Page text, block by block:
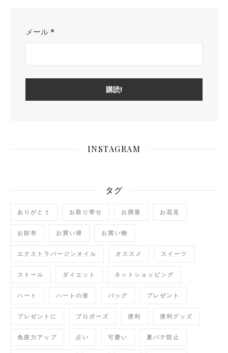
メール *
INSTAGRAM
タグ
ありがとう お取り寄せ お洒落 お花見
お財布 お買い得 お買い物
エクストラバージンオイル オススメ スイーツ
ストール ダイエット ネットショッピング
ハート ハートの形 バッグ プレゼント
プレゼントに プロポーズ 便利 便利グッズ
免疫力アップ 占い 可愛い 夏バテ防止